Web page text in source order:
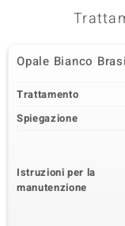
Opale Bianco
Trattamento
Spiegazione
Istruzioni per la
manutenzione